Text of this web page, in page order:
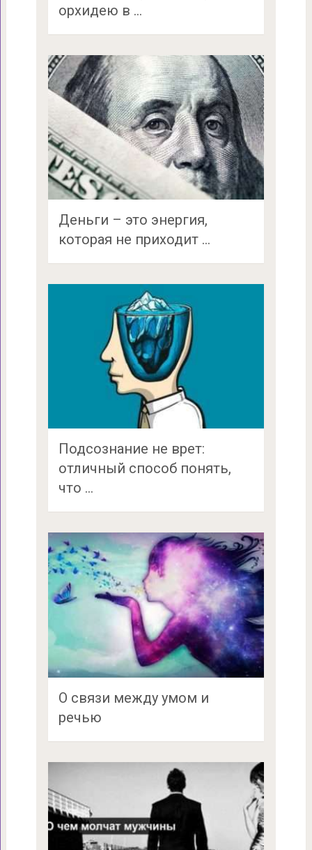
орхидею в …
Деньги – это энергия,
которая не приходит …
Подсознание не врет:
отличный способ понять,
что …
О связи между умом и
речью